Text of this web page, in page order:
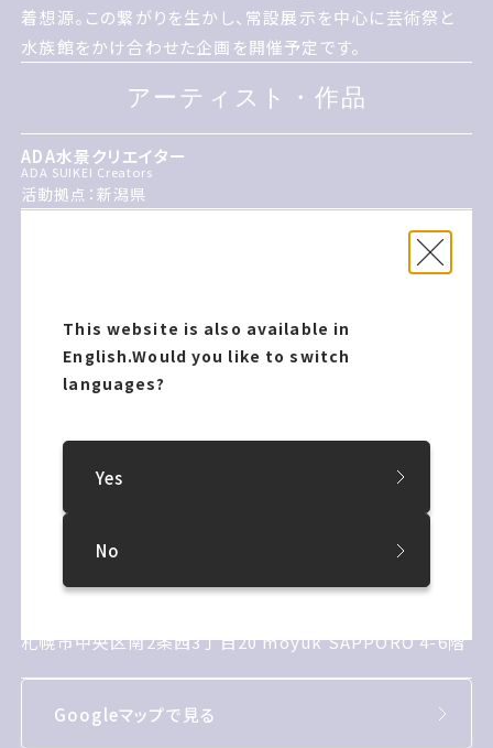
This website is also available in
English.Would you like to switch
languages?
Yes
No
ように浮かび上がります 実はこれが さっぽろ雪まつり大通
会場で展開されるENESSのIwagumi Air Scapeの着想
水族館をかけ合わせた企画を開催予定です
着想源。この繋がりを生かし、常設展示を中心に芸術祭と
水族館をかけ合わせた企画を開催予定です。
アーティスト作品
アーティスト・作品
ADA水景クリエイター
ADA SUIKEI Creators
活動拠点：新潟県
企画担当
企画担当
細川麻沙美丸田知明
細川麻沙美・丸田知明
アーティスト
アーティスト
ADA水景クリエイター
ADA水景クリエイター
https://aoao-sapporo.blue/
https://aoao-sapporo.blue/
札幌市中央区南2条西3丁目20 moyuk SAPPORO 4-6階
札幌市中央区南2条西3丁目20 moyuk SAPPORO 4-6階
Googleマップで見る